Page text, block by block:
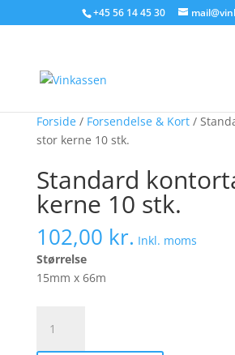
+45 56 14 45 30
Søg produkter - start med at skrive
Forside/ Forsendelse & Kort/
stor kerne 10 stk.
Standard
kerne 10 stk.
102,00 kr. Inkl. moms
Størrelse
15mm x 66m
kontortape